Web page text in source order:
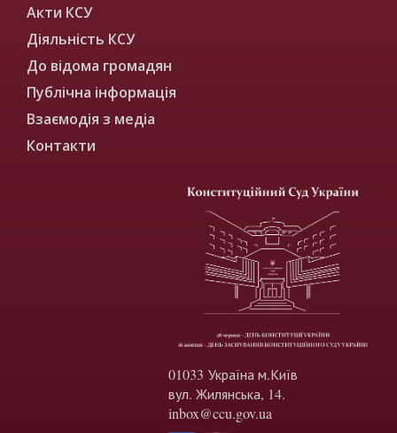
Акти КСУ
Діяльність КСУ
До відома громадян
Публічна інформація
Взаємодія з медіа
Контакти
01033 Україна м.Київ
вул. Жилянська, 14.
inbox@ccu.gov.ua